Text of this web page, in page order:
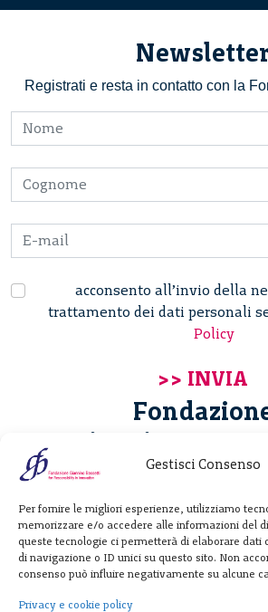
Gestisci Consenso
Per fornire le migliori esperienze, utilizziamo
memorizzare e/o accedere alle informazioni del
queste tecnologie ci permetterà di elaborare dati
di navigazione o ID unici su questo sito. Non
consenso può influire negativamente su alcune
Privacy e cookie policy
Registrati e resta in contatto con la
acconsento all’invio della
trattamento dei dati personali
Policy
Giannino
20122 Milano - Italia
T. +39 02 781933
F. + 39 02 76392030